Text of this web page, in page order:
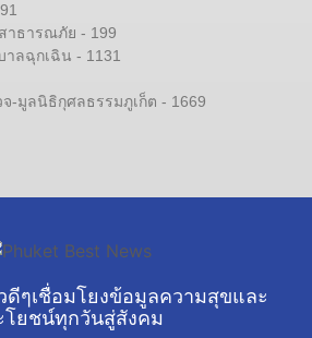
าธารณภัย - 199
ลฉุกเฉิน - 1131
-มูลนิธิกุศลธรรมภูเก็ต - 1669
ดีๆเชื่อมโยงข้อมูลความสุขและ
โยชน์ทุกวันสู่สังคม